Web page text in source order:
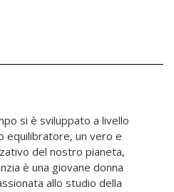
si è sviluppato a livello
equilibratore, un vero e
del nostro pianeta,
è una giovane donna
allo studio della